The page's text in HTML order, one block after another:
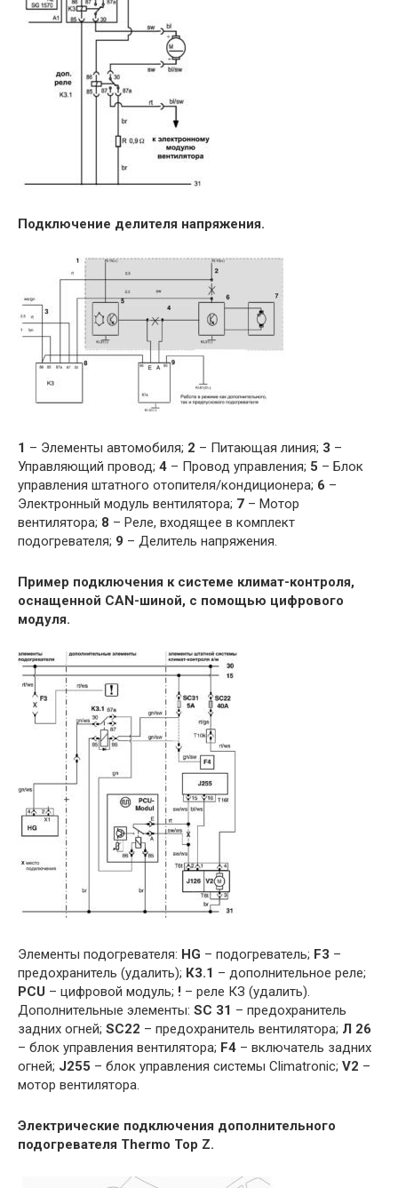
Подключение делителя напряжения.
1 – Элементы автомобиля; 2 – Питающая линия; 3 –
Управляющий провод; 4 – Провод управления; 5 – Блок
управления штатного отопителя/кондиционера; 6 –
Электронный модуль вентилятора; 7 – Мотор
вентилятора; 8 – Реле, входящее в комплект
подогревателя; 9 – Делитель напряжения.
Пример подключения к системе климат-контроля,
оснащенной CAN-шиной, с помощью цифрового
модуля.
Элементы подогревателя: HG – подогреватель; F3 –
предохранитель (удалить); К3.1 – дополнительное реле;
PCU – цифровой модуль; ! – реле КЗ (удалить).
Дополнительные элементы: SC 31 – предохранитель
задних огней; SC22 – предохранитель вентилятора; Л 26
– блок управления вентилятора; F4 – включатель задних
огней; J255 – блок управления системы Climatronic; V2 –
мотор вентилятора.
Электрические подключения дополнительного
подогревателя Thermo Top Z.